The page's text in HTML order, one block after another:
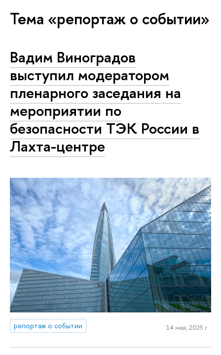
Тема «репортаж о событии»
Вадим Виноградов
выступил модератором
пленарного заседания на
мероприятии по
безопасности ТЭК России в
Лахта-центре
репортаж о событии 14 мая, 2025 г.